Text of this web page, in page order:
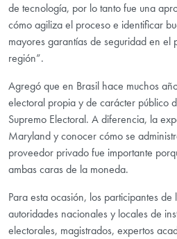
de tecnología, por lo tanto fue una
cómo agiliza el proceso e identificar
mayores garantías de seguridad en el
región”.
Agregó que en Brasil hace muchos
electoral propia y de carácter público
Supremo Electoral. A diferencia, la
Maryland y conocer cómo se
proveedor privado fue importante
ambas caras de la moneda.
Para esta ocasión, los participantes
autoridades nacionales y locales de
electorales, magistrados, expertos